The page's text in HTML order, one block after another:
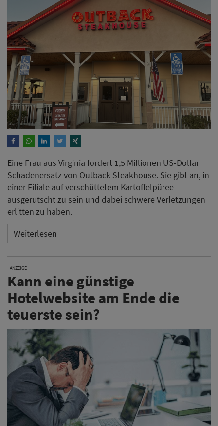
Eine Frau aus Virginia fordert 1,5 Millionen US-Dollar
Schadenersatz von Outback Steakhouse. Sie gibt an, in
einer Filiale auf verschüttetem Kartoffelpüree
ausgerutscht zu sein und dabei schwere Verletzungen
erlitten zu haben.
Weiterlesen
ANZEIGE
Kann eine günstige
Hotelwebsite am Ende die
teuerste sein?